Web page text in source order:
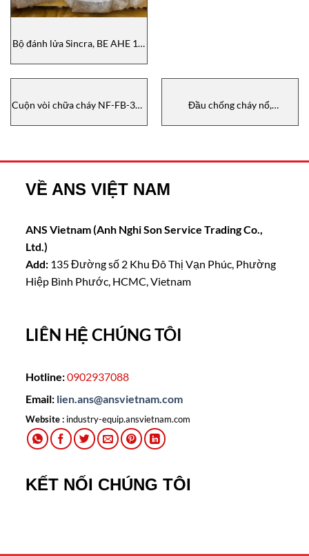
Bộ đánh lửa Sincra, BE AHE 10,
Sincra Vietnam
Cuộn vòi chữa cháy NF-FB-320
Đầu chống cháy nổ,
Control Vietnam
VỀ ANS VIỆT NAM
ANS Vietnam (Anh Nghi Son Service Trading Co.,
Ltd.)
Add: 135 Đường số 2 Khu Đô Thị Vạn Phúc, Phường
Hiệp Bình Phước, HCMC, Vietnam
LIÊN HỆ CHÚNG TÔI
Hotline:0902937088
Email: lien.ans@ansvietnam.com
Website : industry-equip.ansvietnam.com
KẾT NỐI CHÚNG TÔI